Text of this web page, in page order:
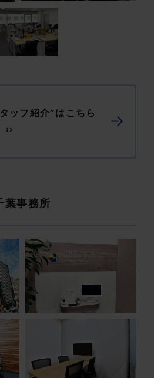
ッフ紹介”はこちら
››
葉事務所